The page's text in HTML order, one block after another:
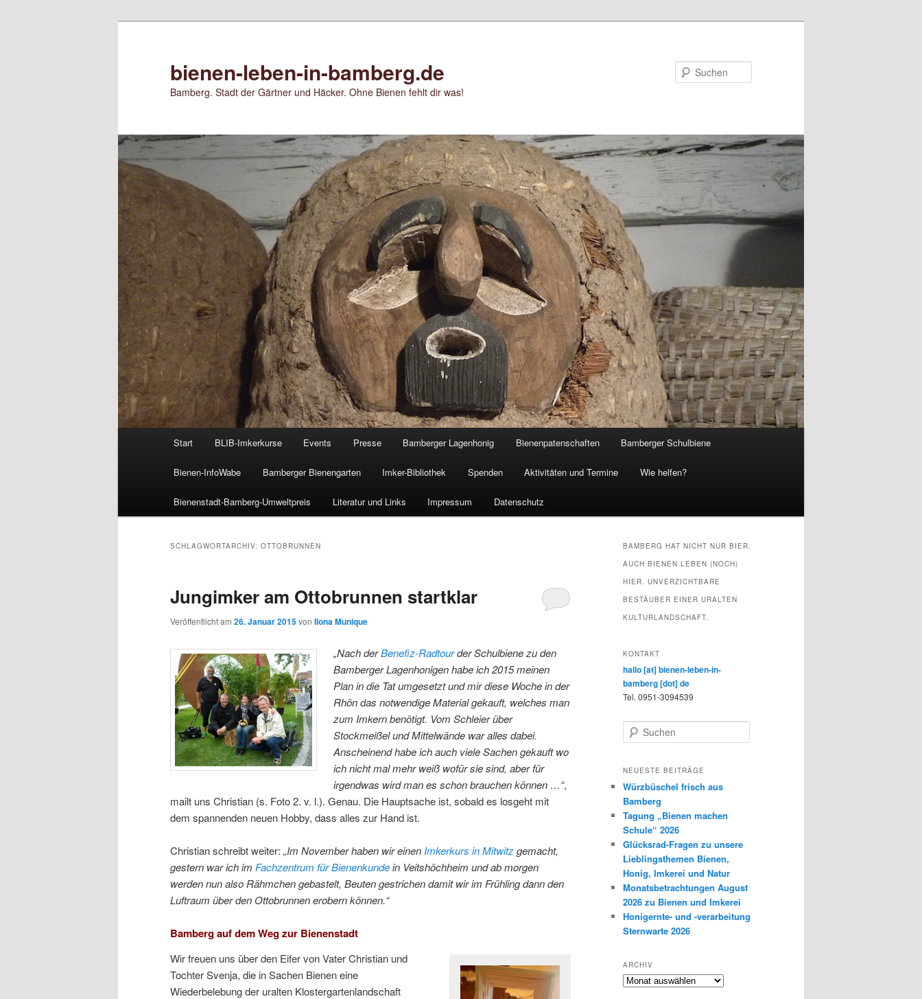
bienen-leben-in-bamberg.de
Bamberg. Stadt der Gärtner und Häcker. Ohne Bienen fehlt dir was!
Start BLIB-Imkerkurse Events Presse Bamberger Lagenhonig Bienenpatenschaften Bamberger Schulbiene
Bienen-InfoWabe Bamberger Bienengarten Imker-Bibliothek Spenden Aktivitäten und Termine Wie helfen?
Bienenstadt-Bamberg-Umweltpreis Literatur und Links Impressum Datenschutz
SCHLAGWORTARCHIV: OTTOBRUNNEN
Jungimker am Ottobrunnen startklar
Veröffentlicht am 26. Januar 2015von Ilona Munique
„Nach derBenefiz-Radtourder Schulbiene zu den
Bamberger Lagenhonigen habe ich 2015 meinen
Plan in die Tat umgesetzt und mir diese Woche in der
Rhön das notwendige Material gekauft, welches man
zum Imkern benötigt. Vom Schleier über
Stockmeißel und Mittelwände war alles dabei.
Anscheinend habe ich auch viele Sachen gekauft wo
ich nicht mal mehr weiß wofür sie sind, aber für
irgendwas wird man es schon brauchen können …“,
mailt uns Christian (s. Foto 2. v. l.). Genau. Die Hauptsache ist, sobald es losgeht mit
dem spannenden neuen Hobby, dass alles zur Hand ist.
Christian schreibt weiter: „Im November haben wir einen Imkerkurs in Mitwitzgemacht,
gestern war ich im Fachzentrum für Bienenkundein Veitshöchheim und ab morgen
werden nun also Rähmchen gebastelt, Beuten gestrichen damit wir im Frühling dann den
Luftraum über den Ottobrunnen erobern können.“
Bamberg auf dem Weg zur Bienenstadt
Wir freuen uns über den Eifer von Vater Christian und
Tochter Svenja, die in Sachen Bienen eine
Wiederbelebung der uralten Klostergartenlandschaft
BAMBERG HAT NICHT NUR BIER.
AUCH BIENEN LEBEN (NOCH)
HIER. UNVERZICHTBARE
BESTÄUBER EINER URALTEN
KULTURLANDSCHAFT.
KONTAKT
hallo [at] bienen-leben-in-
bamberg [dot] de
Tel. 0951-3094539
u
h
n
NEUESTE BEITRÄGE
Würzbüschel frisch aus
Bamberg
Tagung „Bienen machen
Schule“ 2026
Glücksrad-Fragen zu unsere
Lieblingsthemen Bienen,
Honig, Imkerei und Natur
Monatsbetrachtungen August
2026 zu Bienen und Imkerei
Honigernte- und -verarbeitung
Sternwarte 2026
ARCHIV
Archiv